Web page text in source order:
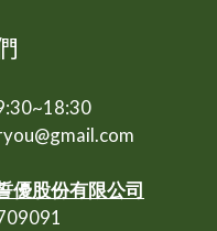
優股份有限公司